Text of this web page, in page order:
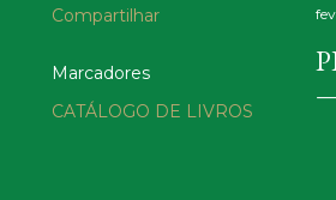
Compartilhar
Marcadores
CATÁLOGO DE LIVROS